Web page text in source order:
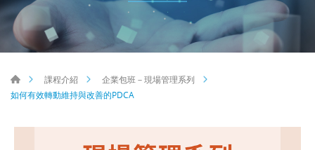
課程介紹
企業包班－現場管理系列
如何有效轉動維持與改善的PDCA